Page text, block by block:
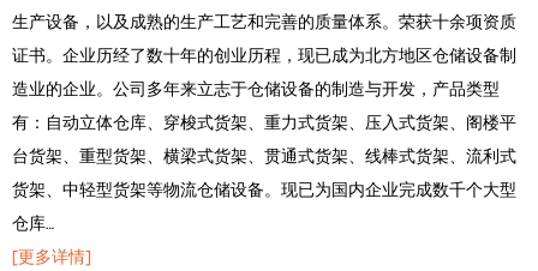
生产设备，以及成熟的生产工艺和完善的质量体系。荣获十余项资质
证书。企业历经了数十年的创业历程，现已成为北方地区仓储设备制
造业的企业。公司多年来立志于仓储设备的制造与开发，产品类型
有：自动立体仓库、穿梭式货架、重力式货架、压入式货架、阁楼平
台货架、重型货架、横梁式货架、贯通式货架、线棒式货架、流利式
货架、中轻型货架等物流仓储设备。现已为国内企业完成数千个大型
仓库…
[更多详情]